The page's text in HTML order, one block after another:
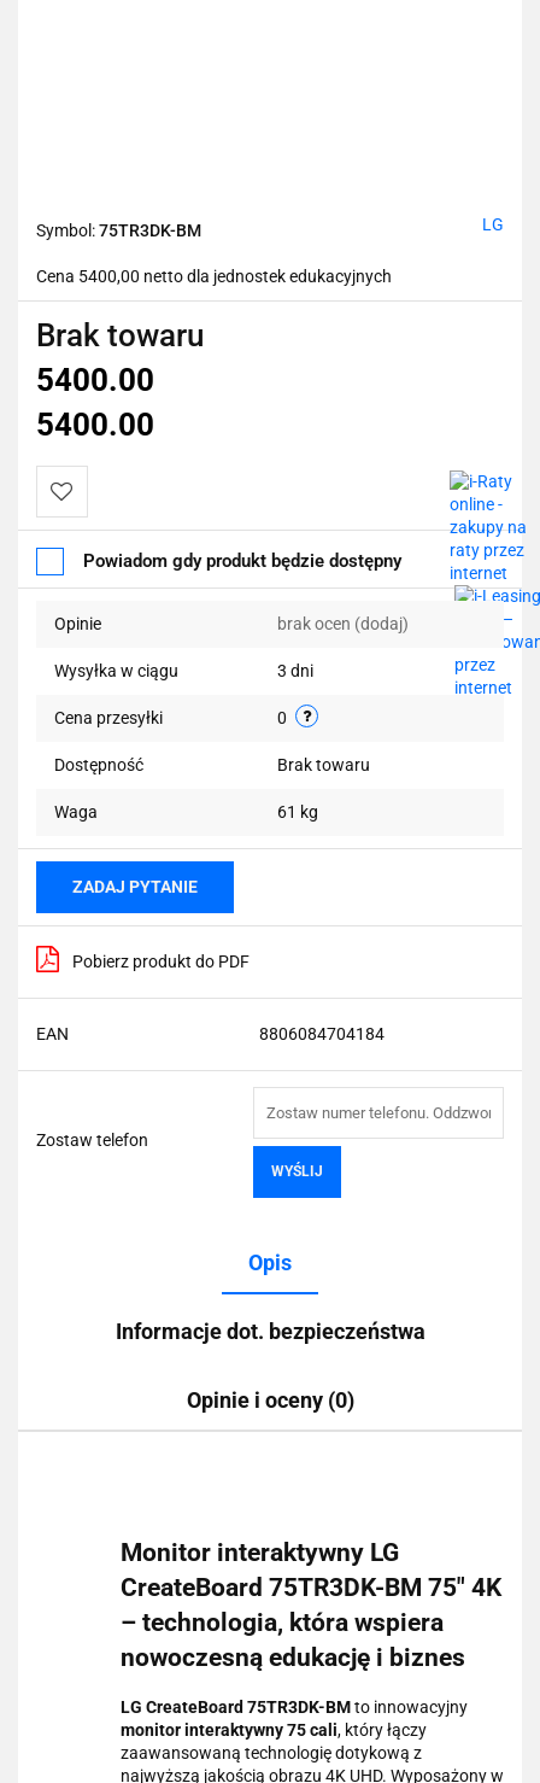
Symbol:75TR3DK-BM LG
Cena 5400,00 netto dla jednostek edukacyjnych
Brak towaru
5400.00
5400.00
Do
przechowalni
Powiadom gdy produkt będzie dostępny
Opinie brak ocen (dodaj)
Wysyłka w ciągu 3 dni
Cena przesyłki 0
Dostępność Brak towaru
Waga 61 kg
ZADAJ PYTANIE
Pobierz produkt do PDF
EAN 8806084704184
Zostaw telefon
WYŚLIJ
Opis
Informacje dot. bezpieczeństwa
Opinie i oceny (0)
Monitor interaktywny LG
CreateBoard 75TR3DK-BM 75" 4K
– technologia, która wspiera
nowoczesną edukację i biznes
LG CreateBoard 75TR3DK-BMto innowacyjny
monitor interaktywny 75 cali, który łączy
zaawansowaną technologię dotykową z
najwyższą jakością obrazu 4K UHD. Wyposażony w